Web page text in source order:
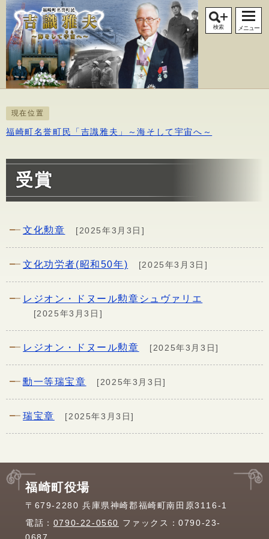
検索 メニュー
現在位置
福崎町名誉町民「吉識雅夫」～海そして宇宙へ～
受賞
文化勲章 [2025年3月3日]
文化功労者(昭和50年) [2025年3月3日]
レジオン・ドヌール勲章シュヴァリエ
[2025年3月3日]
レジオン・ドヌール勲章 [2025年3月3日]
勳一等瑞宝章 [2025年3月3日]
瑞宝章 [2025年3月3日]
福崎町役場
〒679-2280 兵庫県神崎郡福崎町南田原3116-1
電話： 0790-22-0560 ファックス：0790-23-